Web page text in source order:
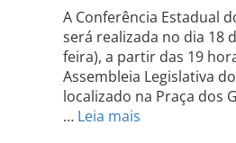
A Conferência Estadual
será realizada no dia 18
feira), a partir das 19
Assembleia Legislativa
localizado na Praça dos
… Leia mais